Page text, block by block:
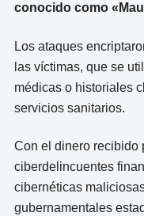
conocido como
Los ataques
las víctimas, que se
médicas o historiales
servicios sanitarios.
Con el dinero recibido
ciberdelincuentes
cibernéticas
gubernamentales